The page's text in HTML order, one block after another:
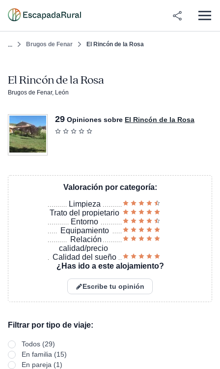
... Brugos de Fenar El Rincón de la Rosa
El Rincón de la Rosa
Brugos de Fenar, León
29 Opiniones sobre El Rincón de la Rosa
Valoración por categoría:
Limpieza
Trato del propietario
Entorno
Equipamiento
Relación
calidad/precio
Calidad del sueño
¿Has ido a este alojamiento?
Escribe tu opinión
Filtrar por tipo de viaje:
Todos (29)
En familia (15)
En pareja (1)